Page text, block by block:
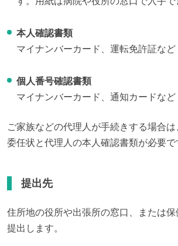
本人確認書類
マイナンバーカード、運転免許証など
個人番号確認書類
マイナンバーカード、通知カードなど
ご家族などの代理人が手続きする場合は
委任状と代理人の本人確認書類が必要で
提出先
住所地の役所や出張所の窓口、または
提出します。